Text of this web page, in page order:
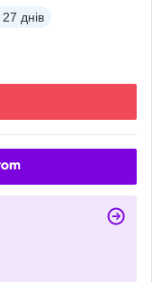
27 днів